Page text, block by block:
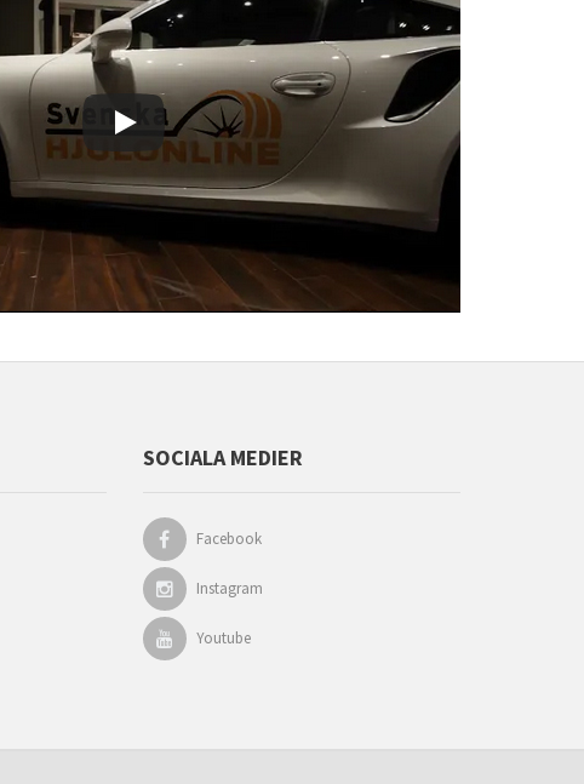
SOCIALA MEDIER
Facebook
Instagram
Youtube